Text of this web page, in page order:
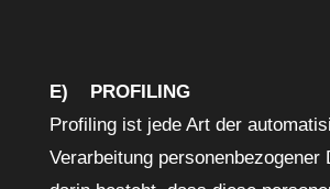
E) PROFILING
Profiling ist jede Art der
Verarbeitung personenbezogener